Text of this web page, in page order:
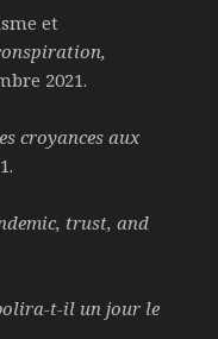
et
2021.
croyances aux
trust, and
t-il un jour le